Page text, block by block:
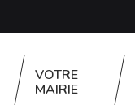
VOTRE
MAIRIE